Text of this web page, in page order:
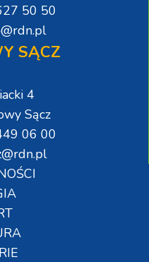
50 50
SĄCZ
4
Sącz
06 00